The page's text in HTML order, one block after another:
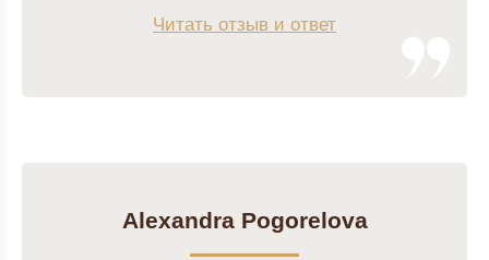
Читать отзыв и ответ
Alexandra Pogorelova